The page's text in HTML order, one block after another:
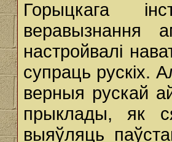
Горыцкага
веравызнання
настройвалі
супраць рускіх.
верныя рускай
прыклады, як
выяўляць